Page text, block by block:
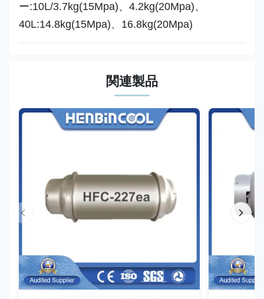
ー:10L/3.7kg(15Mpa)、4.2kg(20Mpa)、
40L:14.8kg(15Mpa)、16.8kg(20Mpa)
関連製品